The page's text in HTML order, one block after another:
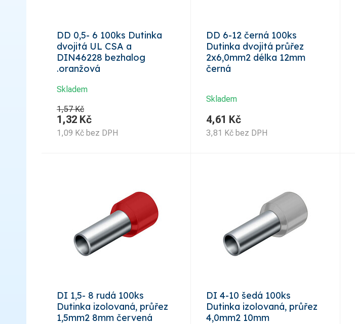
DD 0,5- 6 100ks Dutinka
dvojitá UL CSA a
DIN46228 bezhalog
.oranžová
Skladem
1,57 Kč
1,32 Kč
1,09 Kč bez DPH
DD 6-12 černá 100ks
Dutinka dvojitá průřez
2x6,0mm2 délka 12mm
černá
Skladem
4,61 Kč
3,81 Kč bez DPH
DI 1,5- 8 rudá 100ks
Dutinka izolovaná, průřez
1,5mm2 8mm červená
DI 4-10 šedá 100ks
Dutinka izolovaná, průřez
4,0mm2 10mm